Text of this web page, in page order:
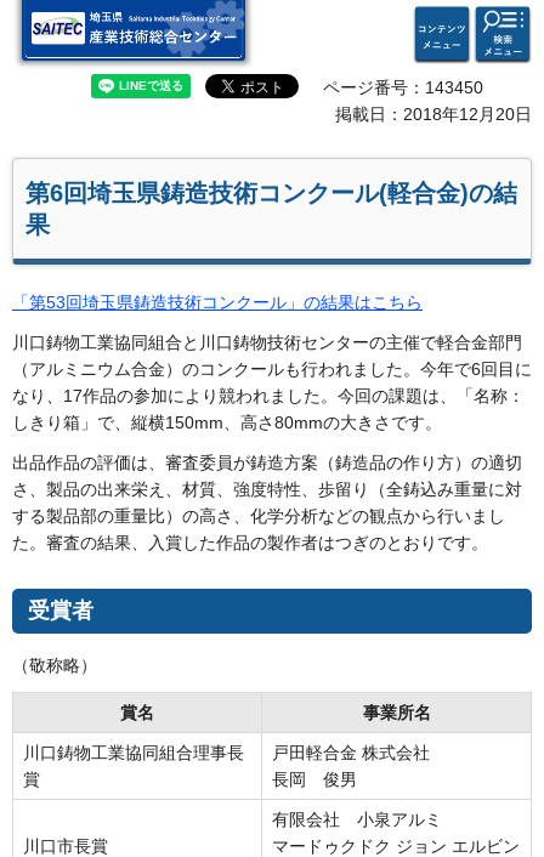
埼玉県 産業技術総合セン
コンテ
ンツメ
ニュー
検索・
共通メ
ニュー
ページ番号：143450
掲載日：2018年12月20日
第6回埼玉県鋳造技術コンクール(軽合金)の結
果
「第53回埼玉県鋳造技術コンクール」の結果はこちら
川口鋳物工業協同組合と川口鋳物技術センターの主催で軽合金部門
（アルミニウム合金）のコンクールも行われました。今年で6回目に
なり、17作品の参加により競われました。今回の課題は、「名称：
しきり箱」で、縦横150mm、高さ80mmの大きさです。
出品作品の評価は、審査委員が鋳造方案（鋳造品の作り方）の適切
さ、製品の出来栄え、材質、強度特性、歩留り（全鋳込み重量に対
する製品部の重量比）の高さ、化学分析などの観点から行いまし
た。審査の結果、入賞した作品の製作者はつぎのとおりです。
受賞者
（敬称略）
賞名 事業所名
川口鋳物工業協同組合理事長
賞
戸田軽合金 株式会社
長岡 俊男
川口市長賞
有限会社 小泉アルミ
マードゥクドク ジョン エルビン